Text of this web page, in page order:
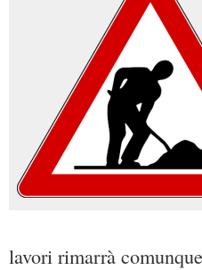
lavori rimarrà